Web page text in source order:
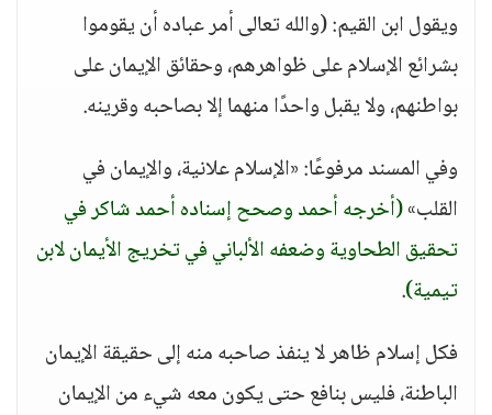
ويقول ابن القيم: (والله تعالى أمر عباده أن يقوموا
بشرائع الإسلام على ظواهرهم، وحقائق الإيمان على
بواطنهم، ولا يقبل واحدًا منهما إلا بصاحبه وقرينه.
وفي المسند مرفوعًا: «الإسلام علانية، والإيمان في
القلب»(أخرجه أحمد وصحح إسناده أحمد شاكر في
تحقيق الطحاوية وضعفه الألباني في تخريج الأيمان لابن
تيمية).
فكل إسلام ظاهر لا ينفذ صاحبه منه إلى حقيقة الإيمان
الباطنة، فليس بنافع حتى يكون معه شيء من الإيمان